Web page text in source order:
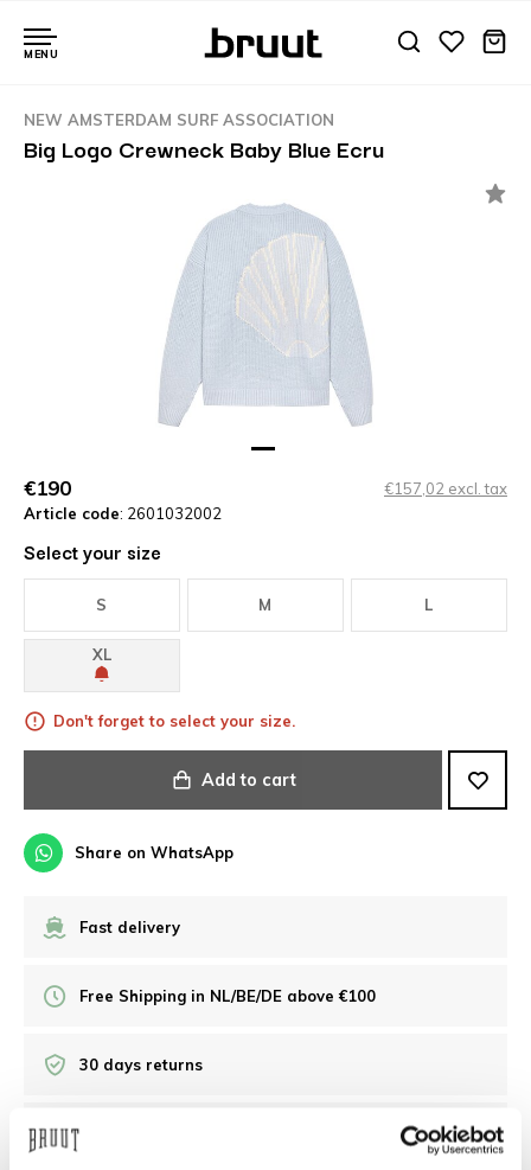
MENU
NEW AMSTERDAM SURF ASSOCIATION
Big Logo Crewneck Baby Blue Ecru
€190
€157,02 excl. tax
Article code: 2601032002
Select your size
S M L
XL
Don't forget to select your size.
Add to cart
Share on WhatsApp
Fast delivery
Free Shipping in NL/BE/DE above €100
30 days returns